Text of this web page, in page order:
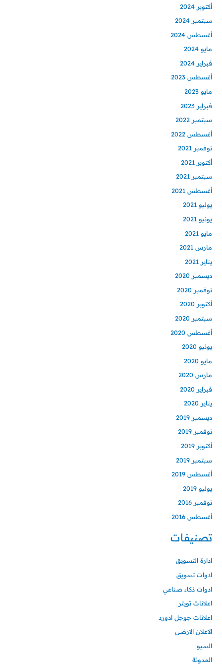
أكتوبر 2024
سبتمبر 2024
أغسطس 2024
مايو 2024
فبراير 2024
أغسطس 2023
مايو 2023
فبراير 2023
سبتمبر 2022
أغسطس 2022
نوفمبر 2021
أكتوبر 2021
سبتمبر 2021
أغسطس 2021
يوليو 2021
يونيو 2021
مايو 2021
مارس 2021
يناير 2021
ديسمبر 2020
نوفمبر 2020
أكتوبر 2020
سبتمبر 2020
أغسطس 2020
يونيو 2020
مايو 2020
مارس 2020
فبراير 2020
يناير 2020
ديسمبر 2019
نوفمبر 2019
أكتوبر 2019
سبتمبر 2019
أغسطس 2019
يوليو 2019
نوفمبر 2016
أغسطس 2016
تصنيفات
ادارة التسويق
ادوات تسويق
ادوات ذكاء صناعي
اعلانات تويتر
اعلانات جوجل ادورد
الاعلان الارضى
السيو
المدونة